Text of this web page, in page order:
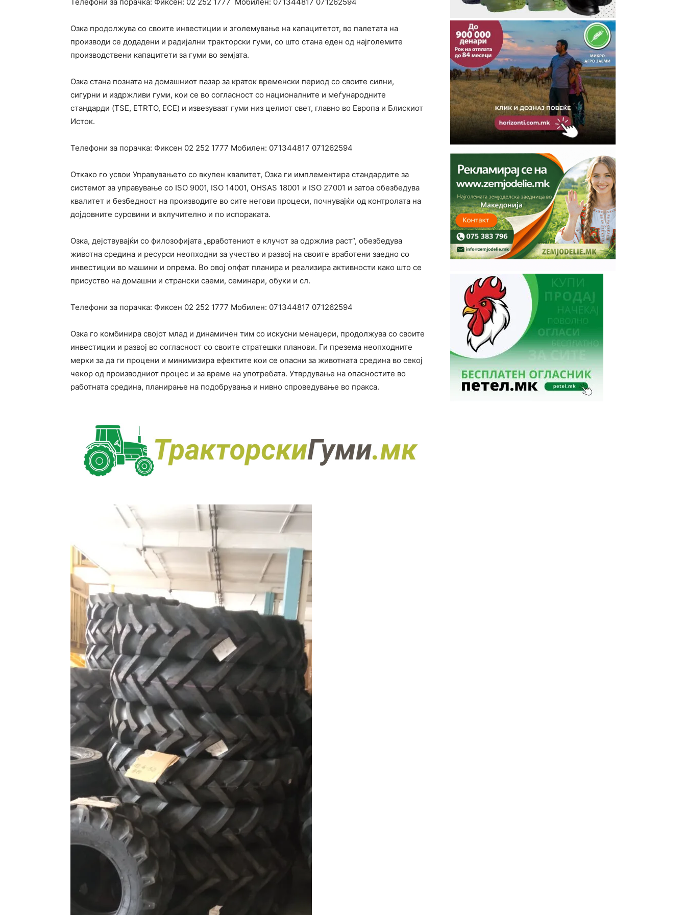
Озка продолжува со своите инвестиции и зголемување на капацитетот, во палетата на
производи се додадени и радијални тракторски гуми, со што стана еден од најголемите
производствени капацитети за гуми во земјата.
Озка стана позната на домашниот пазар за краток временски период со своите силни,
сигурни и издржливи гуми, кои се во согласност со националните и меѓународните
стандарди (TSE, ETRTO, ECE) и извезуваат гуми низ целиот свет, главно во Европа и Блискиот
Исток.
Телефони за порачка: Фиксен 02 252 1777 Мобилен: 071344817 071262594
Откако го усвои Управувањето со вкупен квалитет, Озка ги имплементира стандардите за
системот за управување со ISO 9001, ISO 14001, OHSAS 18001 и ISO 27001 и затоа обезбедува
квалитет и безбедност на производите во сите негови процеси, почнувајќи од контролата на
дојдовните суровини и вклучително и по испораката.
Озка, дејствувајќи со филозофијата „вработениот е клучот за одржлив раст“, ​​обезбедува
животна средина и ресурси неопходни за учество и развој на своите вработени заедно со
инвестиции во машини и опрема. Во овој опфат планира и реализира активности како што се
присуство на домашни и странски саеми, семинари, обуки и сл.
Телефони за порачка: Фиксен 02 252 1777 Мобилен: 071344817 071262594
Озка го комбинира својот млад и динамичен тим со искусни менаџери, продолжува со своите
инвестиции и развој во согласност со своите стратешки планови. Ги презема неопходните
мерки за да ги процени и минимизира ефектите кои се опасни за животната средина во секој
чекор од производниот процес и за време на употребата. Утврдување на опасностите во
работната средина, планирање на подобрувања и нивно спроведување во пракса.